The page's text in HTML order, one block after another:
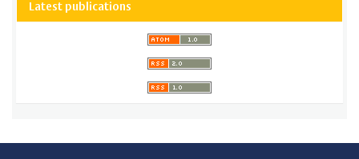
Latest publications